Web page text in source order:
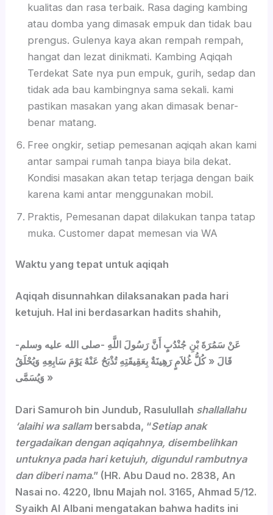
kualitas dan rasa terbaik. Rasa daging kambing
atau domba yang dimasak empuk dan tidak bau
prengus. Gulenya kaya akan rempah rempah,
hangat dan lezat dinikmati. Kambing Aqiqah
Terdekat Sate nya pun empuk, gurih, sedap dan
tidak ada bau kambingnya sama sekali. kami
pastikan masakan yang akan dimasak benar-
benar matang.
Free ongkir, setiap pemesanan aqiqah akan kami
antar sampai rumah tanpa biaya bila dekat.
Kondisi masakan akan tetap terjaga dengan baik
karena kami antar menggunakan mobil.
Praktis, Pemesanan dapat dilakukan tanpa tatap
muka. Customer dapat memesan via WA
Waktu yang tepat untuk aqiqah
Aqiqah disunnahkan dilaksanakan pada hari
ketujuh. Hal ini berdasarkan hadits shahih,
عَنْ سَمُرَةَ بْنِ جُنْدُبٍ أَنَّ رَسُولَ اللَّهِ -صلى الله عليه وسلم-
قَالَ « كُلُّ غُلاَمٍ رَهِينَةٌ بِعَقِيقَتِهِ تُذْبَحُ عَنْهُ يَوْمَ سَابِعِهِ وَيُحْلَقُ
وَيُسَمَّى »
Dari Samuroh bin Jundub, Rasulullah shallallahu
‘alaihi wa sallambersabda, “Setiap anak
tergadaikan dengan aqiqahnya, disembelihkan
untuknya pada hari ketujuh, digundul rambutnya
dan diberi nama.” (HR. Abu Daud no. 2838, An
Nasai no. 4220, Ibnu Majah nol. 3165, Ahmad 5/12.
Syaikh Al Albani mengatakan bahwa hadits ini